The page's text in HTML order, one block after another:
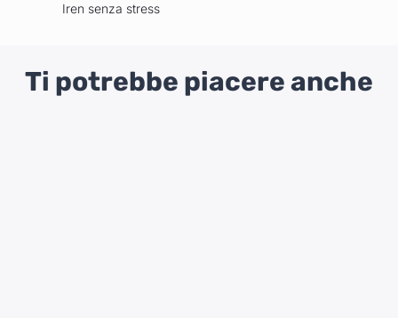
Iren senza stress
Ti potrebbe piacere anche